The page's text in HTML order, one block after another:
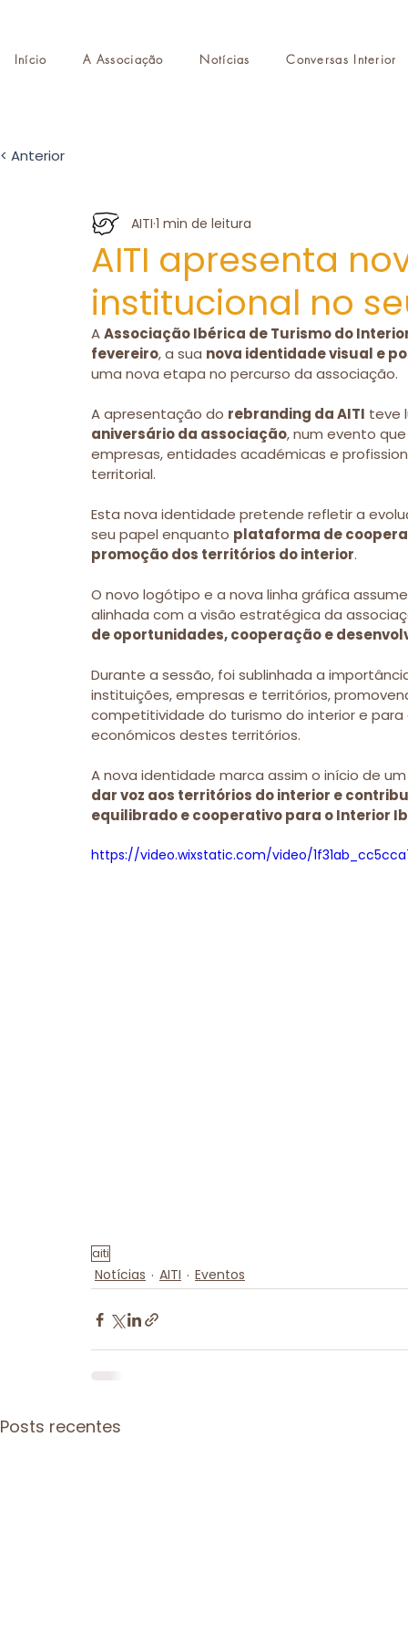
Início A Associação Notícias Conversas Interior
< Anterior
AITI apresenta
institucional no
AITI 1 min de leitura
A Associação Ibérica de Turismo do
fevereiro, a sua nova identidade visual e
uma nova etapa no percurso da associação.
A apresentação do rebranding da AITI teve
aniversário da associação, num evento
empresas, entidades académicas e
territorial.
Esta nova identidade pretende refletir a
seu papel enquanto plataforma de
promoção dos territórios do interior.
O novo logótipo e a nova linha gráfica
alinhada com a visão estratégica da
de oportunidades, cooperação e
Durante a sessão, foi sublinhada a
instituições, empresas e territórios,
competitividade do turismo do interior e
económicos destes territórios.
A nova identidade marca assim o início de
dar voz aos territórios do interior e
equilibrado e cooperativo para o Interior
https://video.wixstatic.com/video/
aiti
Notícias AITI Eventos
Posts recentes